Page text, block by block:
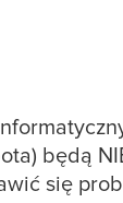
będą
się